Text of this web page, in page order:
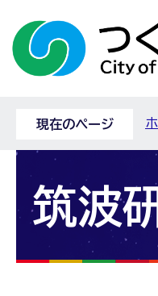
現在のページ
筑波